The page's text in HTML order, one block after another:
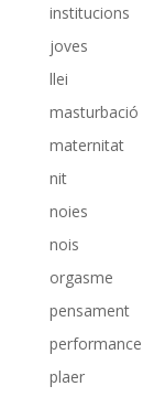
institucions
joves
llei
masturbació
maternitat
nit
noies
nois
orgasme
pensament
performance
plaer